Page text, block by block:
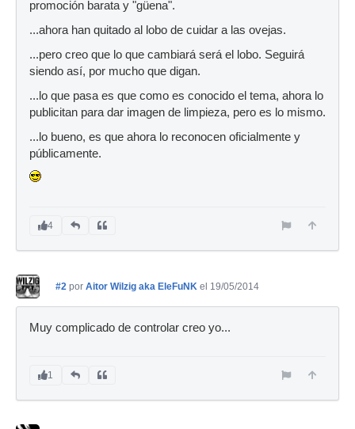
promoción barata y "güena".
...ahora han quitado al lobo de cuidar a las ovejas.
...pero creo que lo que cambiará será el lobo. Seguirá
siendo así, por mucho que digan.
...lo que pasa es que como es conocido el tema, ahora lo
publicitan para dar imagen de limpieza, pero es lo mismo.
...lo bueno, es que ahora lo reconocen oficialmente y
públicamente.
4
#2 por Aitor Wilzig aka EleFuNK el 19/05/2014
Muy complicado de controlar creo yo...
1